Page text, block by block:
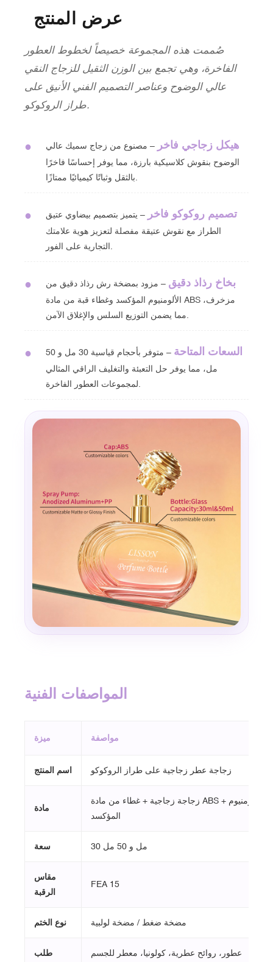
عرض المنتج
صُممت هذه المجموعة خصيصاً لخطوط العطور
الفاخرة، وهي تجمع بين الوزن الثقيل للزجاج النقي
عالي الوضوح وعناصر التصميم الفني الأنيق على
طراز الروكوكو.
● هيكل زجاجي فاخر – مصنوع من زجاج سميك عالي
الوضوح بنقوش كلاسيكية بارزة، مما يوفر إحساسًا فاخرًا
● تصميم روكوكو فاخر – يتميز بتصميم بيضاوي عتيق
الطراز مع نقوش عتيقة مفصلة لتعزيز هوية علامتك
● بخاخ رذاذ دقيق – مزود بمضخة رش رذاذ دقيق من
الألومنيوم المؤكسد وغطاء قبة من مادة ABS مزخرف،
● السعات المتاحة
– متوفر بأحجام قياسية 30 مل و 50
مل، مما يوفر حل التعبئة والتغليف الراقي المثالي
المواصفات الفنية
ميزة مواصفة
اسم المنتج زجاجة عطر زجاجية على طراز الروكوكو
مادة
زجاجة زجاجية + غطاء من مادة ABS + مضخة رش من الألومنيوم
المؤكسد
سعة 30 مل و 50 مل
مقاس
الرقبة
FEA 15
نوع الختم مضخة ضغط / مضخة لولبية
طلب عطور، روائح عطرية، كولونيا، معطر للجسم